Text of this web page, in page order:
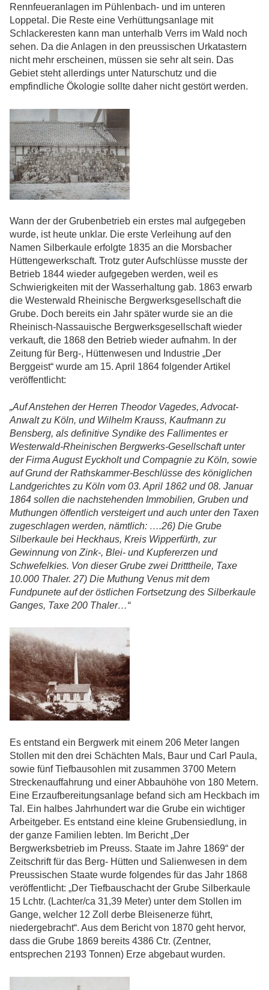
Rennfeueranlagen im Pühlenbach- und im unteren
Loppetal. Die Reste eine Verhüttungsanlage mit
Schlackeresten kann man unterhalb Verrs im Wald noch
sehen. Da die Anlagen in den preussischen Urkatastern
nicht mehr erscheinen, müssen sie sehr alt sein. Das
Gebiet steht allerdings unter Naturschutz und die
empfindliche Ökologie sollte daher nicht gestört werden.
Wann der der Grubenbetrieb ein erstes mal aufgegeben
wurde, ist heute unklar. Die erste Verleihung auf den
Namen Silberkaule erfolgte 1835 an die Morsbacher
Hüttengewerkschaft. Trotz guter Aufschlüsse musste der
Betrieb 1844 wieder aufgegeben werden, weil es
Schwierigkeiten mit der Wasserhaltung gab. 1863 erwarb
die Westerwald Rheinische Bergwerksgesellschaft die
Grube. Doch bereits ein Jahr später wurde sie an die
Rheinisch-Nassauische Bergwerksgesellschaft wieder
verkauft, die 1868 den Betrieb wieder aufnahm. In der
Zeitung für Berg-, Hüttenwesen und Industrie „Der
Berggeist“ wurde am 15. April 1864 folgender Artikel
veröffentlicht:
„Auf Anstehen der Herren Theodor Vagedes, Advocat-
Anwalt zu Köln, und Wilhelm Krauss, Kaufmann zu
Bensberg, als definitive Syndike des Fallimentes er
Westerwald-Rheinischen Bergwerks-Gesellschaft unter
der Firma August Eyckholt und Compagnie zu Köln, sowie
auf Grund der Rathskammer-Beschlüsse des königlichen
Landgerichtes zu Köln vom 03. April 1862 und 08. Januar
1864 sollen die nachstehenden Immobilien, Gruben und
Muthungen öffentlich versteigert und auch unter den Taxen
zugeschlagen werden, nämtlich: ….26) Die Grube
Silberkaule bei Heckhaus, Kreis Wipperfürth, zur
Gewinnung von Zink-, Blei- und Kupfererzen und
Schwefelkies. Von dieser Grube zwei Dritttheile, Taxe
10.000 Thaler. 27) Die Muthung Venus mit dem
Fundpunete auf der östlichen Fortsetzung des Silberkaule
Ganges, Taxe 200 Thaler…“
Es entstand ein Bergwerk mit einem 206 Meter langen
Stollen mit den drei Schächten Mals, Baur und Carl Paula,
sowie fünf Tiefbausohlen mit zusammen 3700 Metern
Streckenauffahrung und einer Abbauhöhe von 180 Metern.
Eine Erzaufbereitungsanlage befand sich am Heckbach im
Tal. Ein halbes Jahrhundert war die Grube ein wichtiger
Arbeitgeber. Es entstand eine kleine Grubensiedlung, in
der ganze Familien lebten. Im Bericht „Der
Bergwerksbetrieb im Preuss. Staate im Jahre 1869“ der
Zeitschrift für das Berg- Hütten und Salienwesen in dem
Preussischen Staate wurde folgendes für das Jahr 1868
veröffentlicht: „Der Tiefbauschacht der Grube Silberkaule
15 Lchtr. (Lachter/ca 31,39 Meter) unter dem Stollen im
Gange, welcher 12 Zoll derbe Bleisenerze führt,
niedergebracht“. Aus dem Bericht von 1870 geht hervor,
dass die Grube 1869 bereits 4386 Ctr. (Zentner,
entsprechen 2193 Tonnen) Erze abgebaut wurden.